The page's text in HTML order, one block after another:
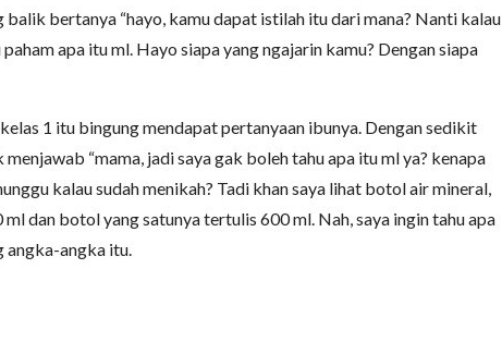
balik bertanya “hayo, kamu dapat istilah itu dari mana? Nanti kalau
apa itu ml. Hayo siapa yang ngajarin kamu? Dengan siapa
1 itu bingung mendapat pertanyaan ibunya. Dengan sedikit
“mama, jadi saya gak boleh tahu apa itu ml ya? kenapa
kalau sudah menikah? Tadi khan saya lihat botol air mineral,
dan botol yang satunya tertulis 600 ml. Nah, saya ingin tahu apa
angka-angka itu.